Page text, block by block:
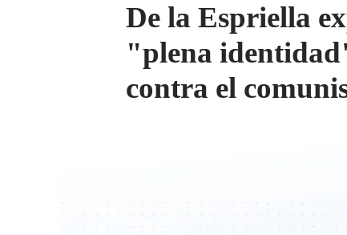
De la Espriella
"plena
contra el